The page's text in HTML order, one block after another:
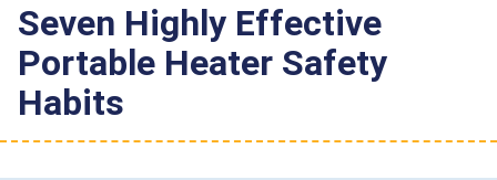
Seven Highly Effective
Portable Heater Safety
Habits